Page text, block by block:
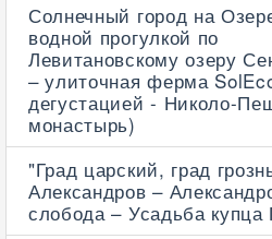
Солнечный город на
водной прогулкой по
Левитановскому озеру
– улиточная ферма
дегустацией - Николо-
монастырь)
"Град царский, град
Александров –
слобода – Усадьба